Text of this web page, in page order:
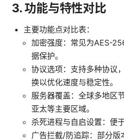
3. 功能与特性对比
主要功能点对比表：
加密强度：常见为AES-
据保护。
协议选项：支持多种协议
换以优化速度与稳定性。
服务器覆盖：全球多地区
亚太等主要区域。
杀死进程与自启设置：便
广告拦截/防追踪：部分